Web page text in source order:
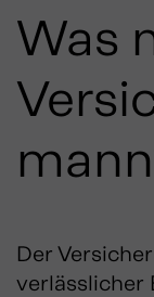
Was
Der
verlässlicher